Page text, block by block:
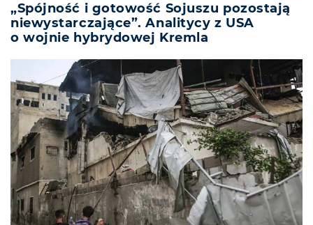
„Spójność i gotowość Sojuszu pozostają
niewystarczające”. Analitycy z USA
o wojnie hybrydowej Kremla